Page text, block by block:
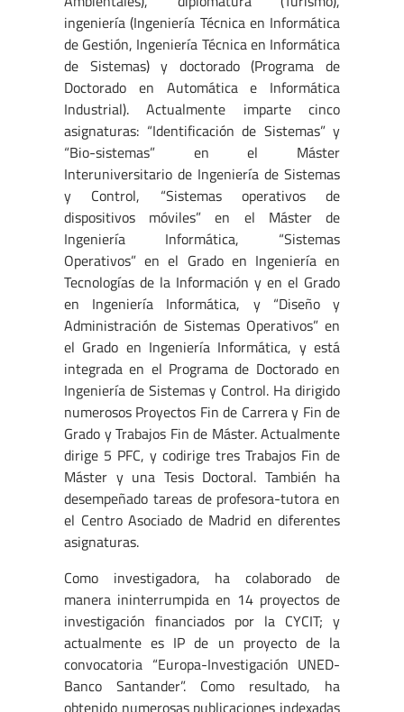
ingeniería (Ingeniería Técnica en Informática
de Gestión, Ingeniería Técnica en Informática
de Sistemas) y doctorado (Programa de
Doctorado en Automática e Informática
Industrial). Actualmente imparte cinco
asignaturas: “Identificación de Sistemas” y
“Bio-sistemas” en el Máster
Interuniversitario de Ingeniería de Sistemas
y Control, “Sistemas operativos de
dispositivos móviles” en el Máster de
Ingeniería Informática, “Sistemas
Operativos” en el Grado en Ingeniería en
Tecnologías de la Información y en el Grado
en Ingeniería Informática, y “Diseño y
Administración de Sistemas Operativos” en
el Grado en Ingeniería Informática, y está
integrada en el Programa de Doctorado en
Ingeniería de Sistemas y Control. Ha dirigido
numerosos Proyectos Fin de Carrera y Fin de
Grado y Trabajos Fin de Máster. Actualmente
dirige 5 PFC, y codirige tres Trabajos Fin de
Máster y una Tesis Doctoral. También ha
desempeñado tareas de profesora-tutora en
el Centro Asociado de Madrid en diferentes
asignaturas.
Como investigadora, ha colaborado de
manera ininterrumpida en 14 proyectos de
investigación financiados por la CYCIT; y
actualmente es IP de un proyecto de la
convocatoria “Europa-Investigación UNED-
Banco Santander”. Como resultado, ha
obtenido numerosas publicaciones indexadas